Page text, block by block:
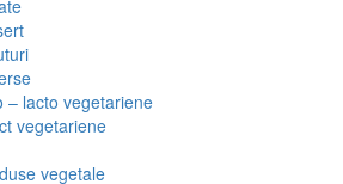
– lacto vegetariene
vegetariene
vegetale